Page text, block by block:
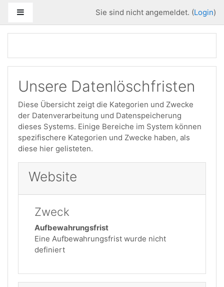
Sie sind nicht angemeldet. (Login)
Unsere Datenlöschfristen
Diese Übersicht zeigt die Kategorien und Zwecke
der Datenverarbeitung und Datenspeicherung
dieses Systems. Einige Bereiche im System können
spezifischere Kategorien und Zwecke haben, als
diese hier gelisteten.
Website
Zweck
Aufbewahrungsfrist
Eine Aufbewahrungsfrist wurde nicht
definiert